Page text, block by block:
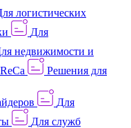
логистических
Для
недвижимости и
Решения для
Для
Для служб